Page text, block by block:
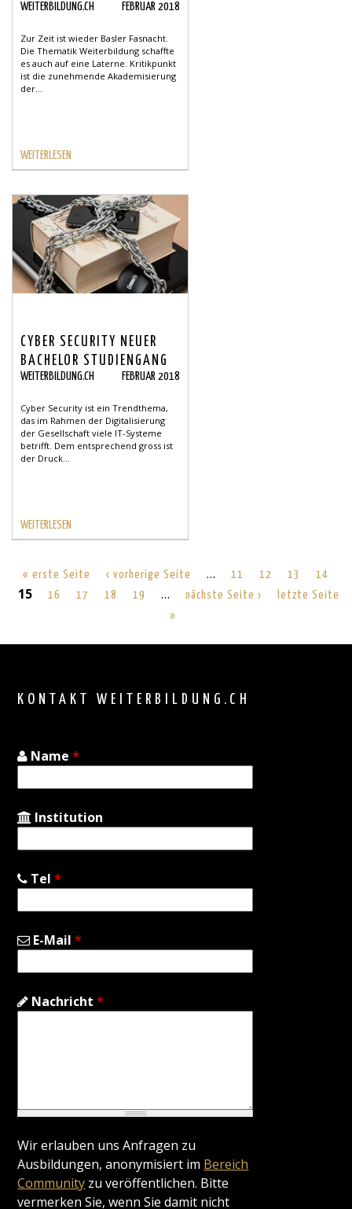
WEITERBILDUNG.CH FEBRUAR 2018
Zur Zeit ist wieder Basler Fasnacht.
Die Thematik Weiterbildung schaffte
es auch auf eine Laterne. Kritikpunkt
ist die zunehmende Akademisierung
der...
WEITERLESEN
CYBER SECURITY NEUER
BACHELOR STUDIENGANG
WEITERBILDUNG.CH FEBRUAR 2018
Cyber Security ist ein Trendthema,
das im Rahmen der Digitalisierung
der Gesellschaft viele IT-Systeme
betrifft. Dem entsprechend gross ist
der Druck...
WEITERLESEN
« erste Seite ‹ vorherige Seite … 11 12 13 14
15 16 17 18 19 … nächste Seite ›
letzte Seite
»
top
KONTAKT WEITERBILDUNG.CH
Name*
Institution
Tel*
E-Mail*
Nachricht*
Wir erlauben uns Anfragen zu
Ausbildungen, anonymisiert im Bereich
Community zu veröffentlichen. Bitte
vermerken Sie, wenn Sie damit nicht